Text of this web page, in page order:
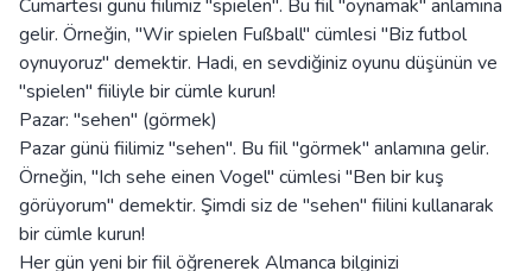
Cumartesi günü fiilimiz "spielen". Bu fiil "oynamak" anlamına
gelir. Örneğin, "Wir spielen Fußball" cümlesi "Biz futbol
oynuyoruz" demektir. Hadi, en sevdiğiniz oyunu düşünün ve
"spielen" fiiliyle bir cümle kurun!
Pazar: "sehen" (görmek)
Pazar günü fiilimiz "sehen". Bu fiil "görmek" anlamına gelir.
Örneğin, "Ich sehe einen Vogel" cümlesi "Ben bir kuş
görüyorum" demektir. Şimdi siz de "sehen" fiilini kullanarak
bir cümle kurun!
Her gün yeni bir fiil öğrenerek Almanca bilginizi